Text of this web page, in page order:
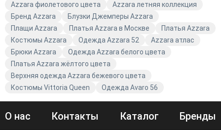
Azzara фиолетового цвета
Azzara летняя коллекция
Бренд Azzara
Блузки Джемперы Azzara
Плащи Azzara
Платья Azzara в Москве
Платья Azzara
Костюмы Azzara
Одежда Azzara 52
Azzara атлас
Брюки Azzara
Одежда Azzara белого цвета
Платья Azzara жёлтого цвета
Верхняя одежда Azzara бежевого цвета
Костюмы Vittoria Queen
Одежда Avaro 56
О нас Контакты Каталог Бренды